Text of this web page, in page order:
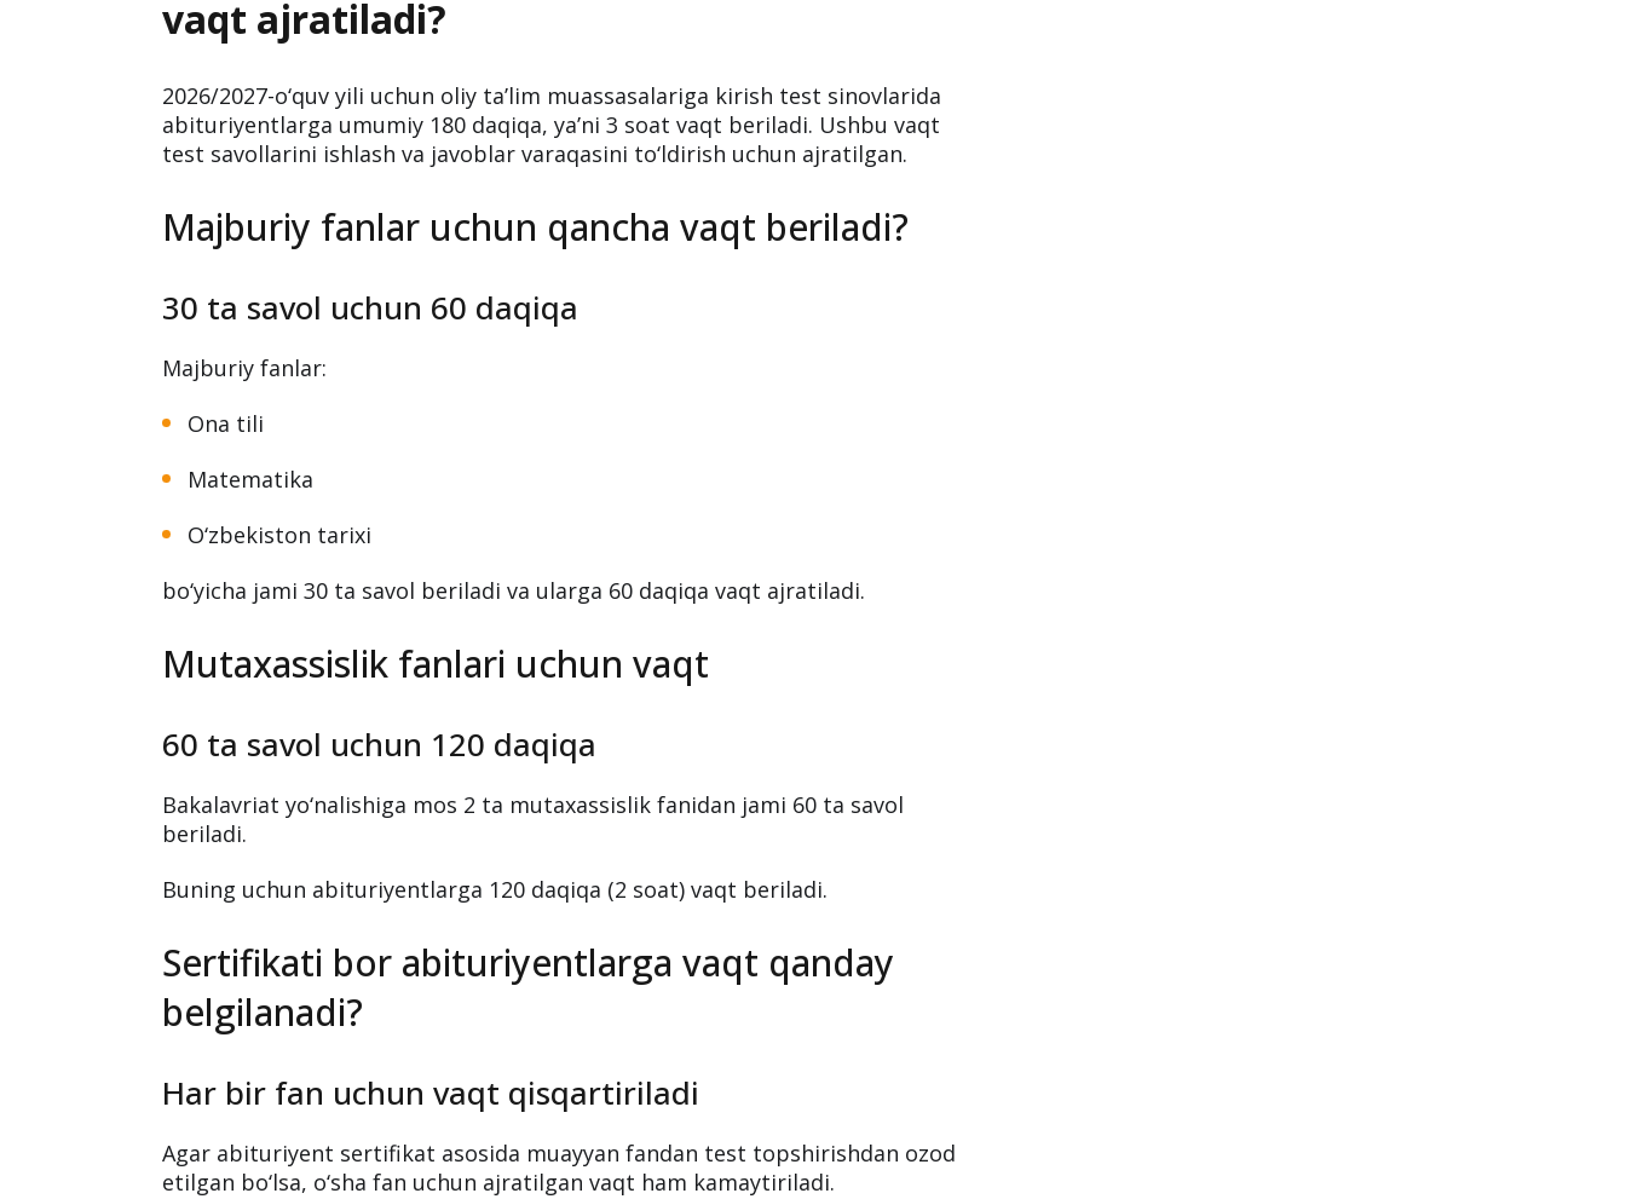
vaqt ajratiladi?
2026/2027-o‘quv yili uchun oliy ta’lim muassasalariga kirish test sinovlarida
abituriyentlarga umumiy 180 daqiqa, ya’ni 3 soat vaqt beriladi. Ushbu vaqt
test savollarini ishlash va javoblar varaqasini to‘ldirish uchun ajratilgan.
Majburiy fanlar uchun qancha vaqt beriladi?
30 ta savol uchun 60 daqiqa
Majburiy fanlar:
Ona tili
Matematika
O‘zbekiston tarixi
bo‘yicha jami 30 ta savol beriladi va ularga 60 daqiqa vaqt ajratiladi.
Mutaxassislik fanlari uchun vaqt
60 ta savol uchun 120 daqiqa
Bakalavriat yo‘nalishiga mos 2 ta mutaxassislik fanidan jami 60 ta savol
beriladi.
Buning uchun abituriyentlarga 120 daqiqa (2 soat) vaqt beriladi.
Sertifikati bor abituriyentlarga vaqt qanday
belgilanadi?
Har bir fan uchun vaqt qisqartiriladi
Agar abituriyent sertifikat asosida muayyan fandan test topshirishdan ozod
etilgan bo‘lsa, o‘sha fan uchun ajratilgan vaqt ham kamaytiriladi.